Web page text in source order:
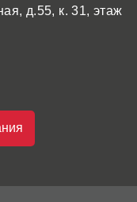
д.55, к. 31, этаж